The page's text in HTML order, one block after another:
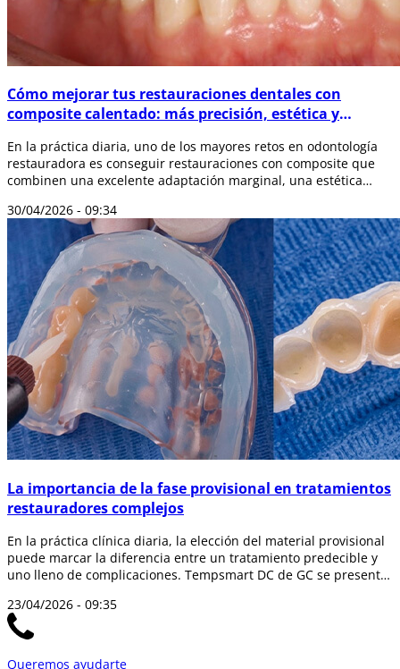
Cómo mejorar tus restauraciones dentales con
composite calentado: más precisión, estética y
En la práctica diaria, uno de los mayores retos en odontología
restauradora es conseguir restauraciones con composite que
combinen una excelente adaptación marginal, una estética
30/04/2026 - 09:34
La importancia de la fase provisional en tratamientos
restauradores complejos
En la práctica clínica diaria, la elección del material provisional
puede marcar la diferencia entre un tratamiento predecible y
uno lleno de complicaciones. Tempsmart DC de GC se presenta
23/04/2026 - 09:35
Queremos ayudarte